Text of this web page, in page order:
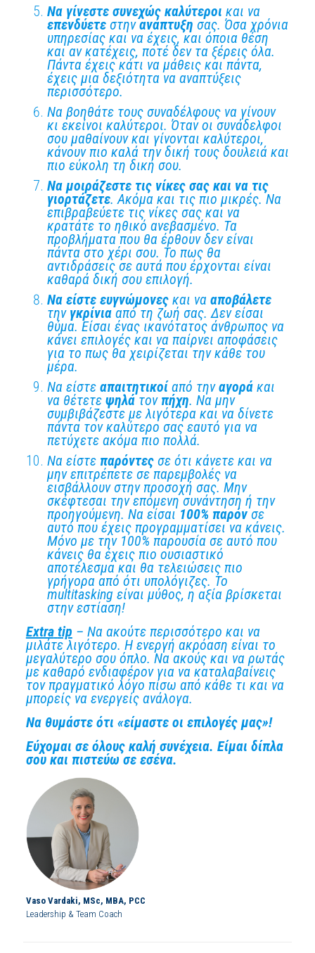
Να γίνεστε συνεχώς καλύτεροι και να
επενδύετεστηνανάπτυξη σας. Όσα χρόνια
υπηρεσίας και να έχεις, και όποια θέση
και αν κατέχεις, ποτέ δεν τα ξέρεις όλα.
Πάντα έχεις κάτι να μάθεις και πάντα,
έχεις μια δεξιότητα να αναπτύξεις
περισσότερο.
Να βοηθάτε τους συναδέλφους να γίνουν
κι εκείνοι καλύτεροι. Όταν οι συνάδελφοι
σου μαθαίνουν και γίνονται καλύτεροι,
κάνουν πιο καλά την δική τους δουλειά και
πιο εύκολη τη δική σου.
Να μοιράζεστε τις νίκες σας και να τις
γιορτάζετε. Ακόμα και τις πιο μικρές. Να
επιβραβεύετε τις νίκες σας και να
κρατάτε το ηθικό ανεβασμένο. Τα
προβλήματα που θα έρθουν δεν είναι
πάντα στο χέρι σου. Το πως θα
αντιδράσεις σε αυτά που έρχονται είναι
καθαρά δική σου επιλογή.
Να είστε ευγνώμονεςκαι να αποβάλετε
την γκρίνιααπό τη ζωή σας. Δεν είσαι
θύμα. Είσαι ένας ικανότατος άνθρωπος να
κάνει επιλογές και να παίρνει αποφάσεις
για το πως θα χειρίζεται την κάθε του
μέρα.
Να είστε απαιτητικοίαπό τηναγοράκαι
να θέτετε ψηλάτον πήχη. Να μην
συμβιβάζεστε με λιγότερα και να δίνετε
πάντα τον καλύτερο σας εαυτό για να
πετύχετε ακόμα πιο πολλά.
Να είστε παρόντεςσε ότι κάνετε και να
μην επιτρέπετε σε παρεμβολές να
εισβάλλουν στην προσοχή σας. Μην
σκέφτεσαι την επόμενη συνάντηση ή την
προηγούμενη. Να είσαι 100% παρόνσε
αυτό που έχεις προγραμματίσει να κάνεις.
Μόνο με την 100% παρουσία σε αυτό που
κάνεις θα έχεις πιο ουσιαστικό
αποτέλεσμα και θα τελειώσεις πιο
γρήγορα από ότι υπολόγιζες. Το
multitasking είναι μύθος, η αξία βρίσκεται
στην εστίαση!
Extra tip – Να ακούτε περισσότερο και να
μιλάτε λιγότερο. Η ενεργή ακρόαση είναι το
μεγαλύτερο σου όπλο. Να ακούς και να ρωτάς
με καθαρό ενδιαφέρον για να καταλαβαίνεις
τον πραγματικό λόγο πίσω από κάθε τι και να
μπορείς να ενεργείς ανάλογα.
Να θυμάστε ότι «είμαστε οι επιλογές μας»!
Εύχομαι σε όλους καλή συνέχεια. Είμαι δίπλα
σου και πιστεύω σε εσένα.
Vaso Vardaki, MSc, MBA, PCC
Leadership & Team Coach